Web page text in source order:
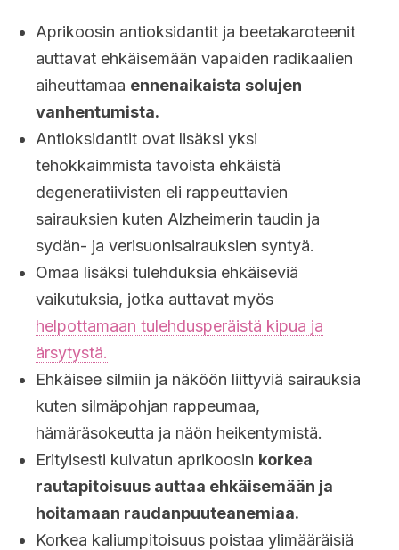
Aprikoosin antioksidantit ja beetakaroteenit
auttavat ehkäisemään vapaiden radikaalien
aiheuttamaa ennenaikaista solujen
vanhentumista.
Antioksidantit ovat lisäksi yksi
tehokkaimmista tavoista ehkäistä
degeneratiivisten eli rappeuttavien
sairauksien kuten Alzheimerin taudin ja
sydän- ja verisuonisairauksien syntyä.
Omaa lisäksi tulehduksia ehkäiseviä
vaikutuksia, jotka auttavat myös
helpottamaan tulehdusperäistä kipua ja
ärsytystä.
Ehkäisee silmiin ja näköön liittyviä sairauksia
kuten silmäpohjan rappeumaa,
hämäräsokeutta ja näön heikentymistä.
Erityisesti kuivatun aprikoosin korkea
rautapitoisuus auttaa ehkäisemään ja
hoitamaan raudanpuuteanemiaa.
Korkea kaliumpitoisuus poistaa ylimääräisiä